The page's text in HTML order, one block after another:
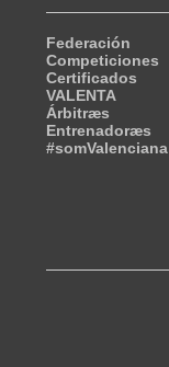
Federación
Competiciones
Certificados
VALENTA
Árbitræs
Entrenadoræs
#somValenciana